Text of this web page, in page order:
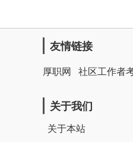
友情链接
厚职网 社区工作者
关于我们
关于本站